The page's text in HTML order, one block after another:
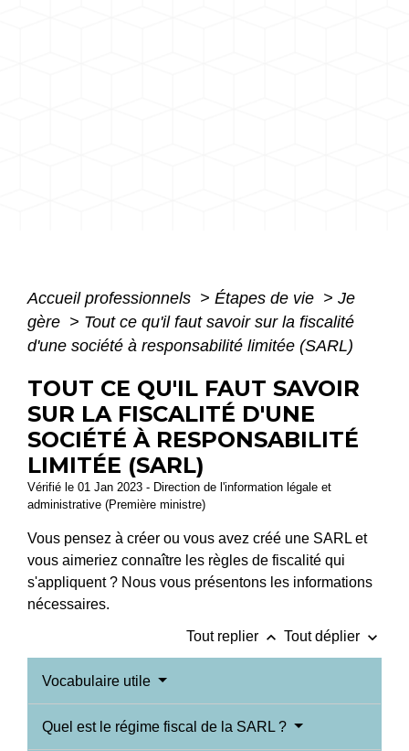
Accueil professionnels > Étapes de vie > Je
gère > Tout ce qu'il faut savoir sur la fiscalité
d'une société à responsabilité limitée (SARL)
TOUT CE QU'IL FAUT SAVOIR
SUR LA FISCALITÉ D'UNE
SOCIÉTÉ À RESPONSABILITÉ
LIMITÉE (SARL)
Vérifié le 01 Jan 2023 - Direction de l'information légale et
administrative (Première ministre)
Vous pensez à créer ou vous avez créé une SARL et
vous aimeriez connaître les règles de fiscalité qui
s'appliquent ? Nous vous présentons les informations
nécessaires.
Tout replier keyboard_arrow_up Tout déplier keyboard_arrow_down
Vocabulaire utile
Quel est le régime fiscal de la SARL ?